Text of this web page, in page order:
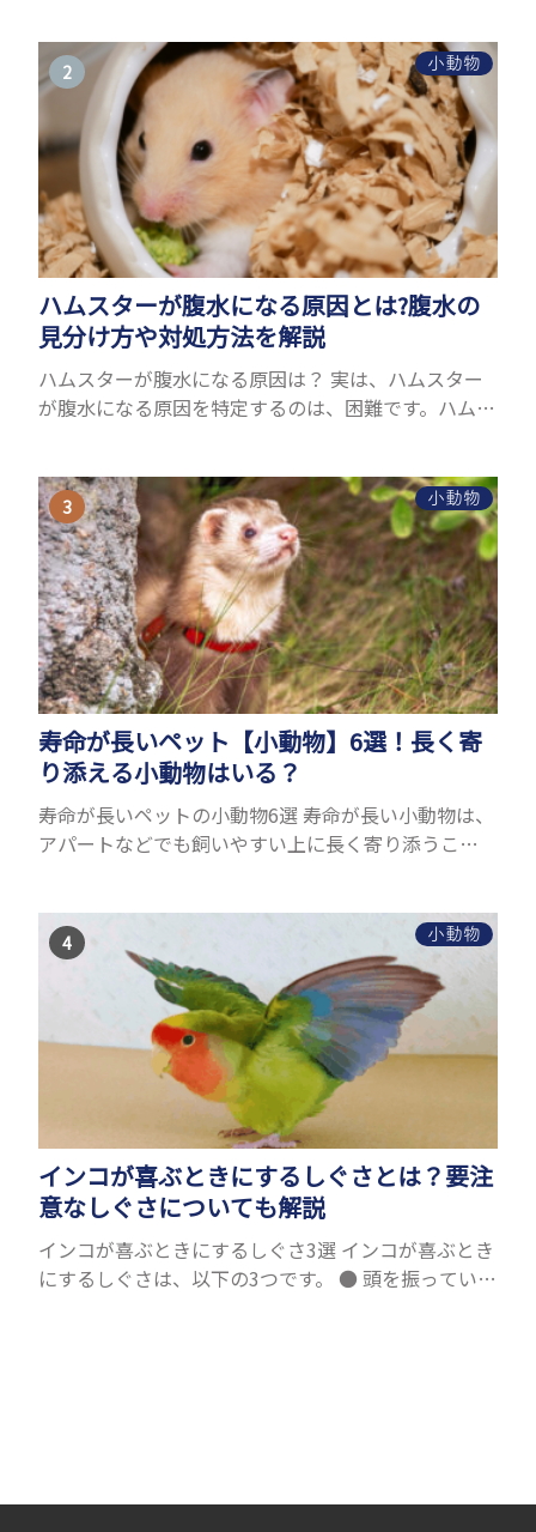
でしょうか...
小動物
ハムスターが腹水になる原因とは?腹水の
見分け方や対処方法を解説
ハムスターが腹水になる原因は？ 実は、ハムスター
が腹水になる原因を特定するのは、困難です。ハムス
理由はさま...
小動物
寿命が長いペット【小動物】6選！長く寄
り添える小動物はいる？
寿命が長いペットの小動物6選 寿命が長い小動物は、
アパートなどでも飼いやすい上に長く寄り添うこと
育のポイ...
小動物
インコが喜ぶときにするしぐさとは？要注
意なしぐさについても解説
インコが喜ぶときにするしぐさ3選 インコが喜ぶとき
にするしぐさは、以下の3つです。 ● 頭を振っている